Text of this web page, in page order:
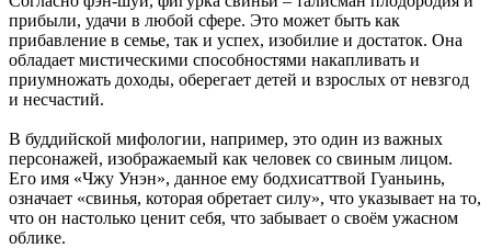
прибыли, удачи в любой сфере. Это может быть как
прибавление в семье, так и успех, изобилие и достаток. Она
обладает мистическими способностями накапливать и
приумножать доходы, оберегает детей и взрослых от невзгод
и несчастий.
В буддийской мифологии, например, это один из важных
персонажей, изображаемый как человек со свиным лицом.
Его имя «Чжу Унэн», данное ему бодхисаттвой Гуаньинь,
означает «свинья, которая обретает силу», что указывает на то,
что он настолько ценит себя, что забывает о своём ужасном
облике.